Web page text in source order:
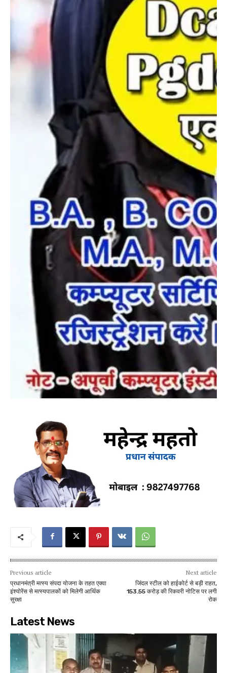
Previous article
प्रधानमंत्री मत्स्य संपदा योजना के तहत एक्वा
इंश्योरेंस से मत्स्यपालकों को मिलेगी आर्थिक
सुरक्षा
Next article
जिंदल स्टील को हाईकोर्ट से बड़ी राहत,
153.55 करोड़ की रिकवरी नोटिस पर लगी
रोक
Latest News